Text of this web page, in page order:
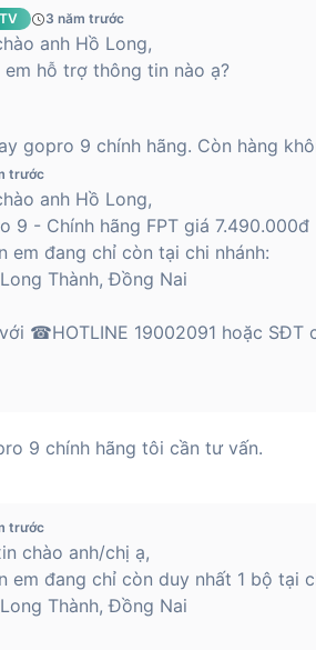
3 năm trước
anh Hồ Long,
em hỗ trợ thông tin nào ạ?
gopro 9 chính hãng. Còn hàng
trước
anh Hồ Long,
9 - Chính hãng FPT giá 7.490.000đ
em đang chỉ còn tại chi nhánh:
Thành, Đồng Nai
☎HOTLINE 19002091 hoặc
9 chính hãng tôi cần tư vấn.
trước
chào anh/chị ạ,
em đang chỉ còn duy nhất 1 bộ tại
Thành, Đồng Nai